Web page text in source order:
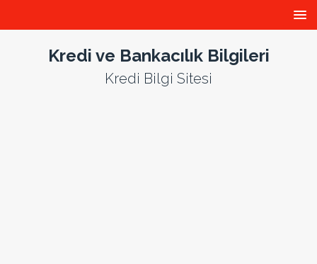
Kredi ve Bankacılık Bilgileri
Kredi Bilgi Sitesi